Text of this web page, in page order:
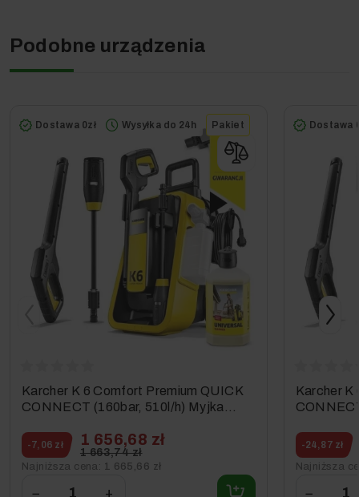
Podobne urządzenia
Pakiet
Dostawa 0zł Wysyłka do 24h
Karcher K 6 Comfort Premium QUICK
CONNECT (160bar, 510l/h) Myjka
-7,06 zł 1 656,68 zł
1 663,74 zł
Najniższa cena: 1 665,66 zł
− +
Dostawa
Karcher K
kostki
-24,87 zł
Najniższa
−